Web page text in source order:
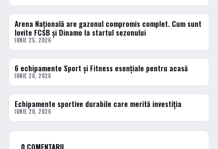
ACTUALE
Arena Națională are gazonul compromis complet. Cum sunt
lovite FCSB și Dinamo la startul sezonului
IUNIE 25, 2026
ACTUALE
6 echipamente Sport și Fitness esențiale pentru acasă
IUNIE 20, 2026
ACTUALE
Echipamente sportive durabile care merită investiția
IUNIE 20, 2026
0 COMENTARII